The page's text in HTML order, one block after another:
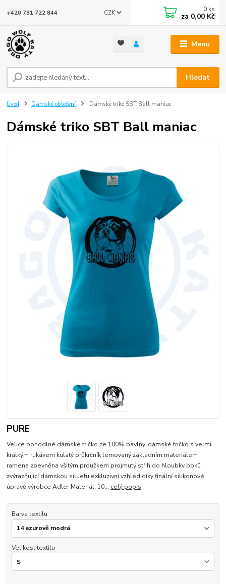
Menu
CZK
Hledat
+420 731 722 844 0 ks
za 0,00 Kč
Úvod Dámské oblečení Dámské triko SBT Ball maniac
Dámské triko SBT Ball maniac
PURE
Velice pohodlné dámské tričko ze 100% bavlny. dámské tričko s velmi
krátkým rukávem kulatý průkrčník lemovaný základním materiálem
ramena zpevněna všitým proužkem projmutý střih do hloubky boků
zvýrazňující dámskou siluetu exkluzivní vzhled díky finální silikonové
úpravě výrobce Adler Materiál: 10... celý popis
Barva textilu
Velikost textilu